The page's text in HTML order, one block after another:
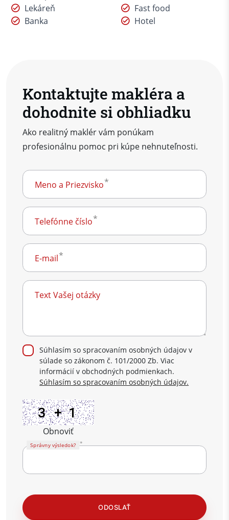
Lekáreň
Banka
Fast food
Hotel
Kontaktujte makléra a
dohodnite si obhliadku
Ako realitný maklér vám ponúkam
profesionálnu pomoc pri kúpe nehnuteľnosti.
Meno a Priezvisko
Telefónne číslo
E-mail
Text Vašej otázky
Súhlasím so spracovaním osobných údajov v
súlade so zákonom č. 101/2000 Zb. Viac
informácií v obchodných podmienkach.
Súhlasím so spracovaním osobných údajov.
Obnoviť
Správny výsledok?